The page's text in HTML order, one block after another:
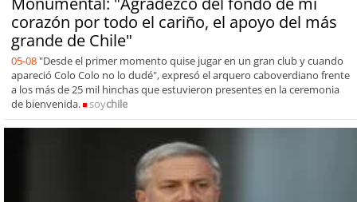
corazón por todo el cariño, el apoyo del más
grande de Chile"
05-08 "Desde el primer momento quise jugar en un gran club y cuando
apareció Colo Colo no lo dudé", expresó el arquero caboverdiano frente
a los más de 25 mil hinchas que estuvieron presentes en la ceremonia
de bienvenida.
soychile